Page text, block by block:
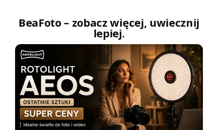
BeaFoto – zobacz więcej, uwiecznij
lepiej.